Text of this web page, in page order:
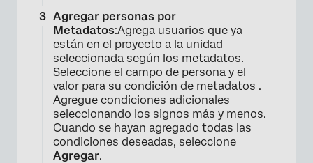
Agregar personas por
Metadatos:Agrega usuarios que ya
están en el proyecto a la unidad
seleccionada según los metadatos.
Seleccione el campo de persona y el
valor para su condición de metadatos .
Agregue condiciones adicionales
seleccionando los signos más y menos.
Cuando se hayan agregado todas las
condiciones deseadas, seleccione
Agregar.